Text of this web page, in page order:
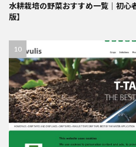
水耕栽培の野菜おすすめ一覧｜初
版】